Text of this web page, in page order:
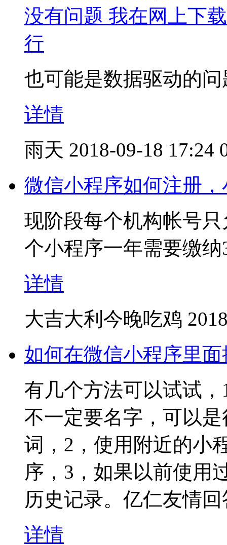
没有问题 我在网上下
行
也可能是数据驱动的
详情
雨天 2018-09-18 17:24
微信小程序如何注册
现阶段每个机构帐号
个小程序一年需要缴纳
详情
大吉大利今晚吃鸡
如何在微信小程序里
有几个方法可以试试
不一定要名字，可以
词，2，使用附近的小
序，3，如果以前使用
历史记录。亿仁友情
详情